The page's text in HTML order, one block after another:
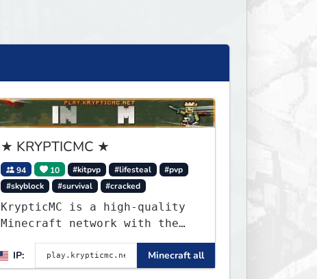
★ KRYPTICMC ★
94 10 #kitpvp #lifesteal
#pvp
#skyblock
#survival #cracked
KrypticMC is a high-quality
Minecraft network with the
BEST gamemodes you'll ever
play. Minigames, KitPvP,
Lifesteal, Prison, Practice,
IP: Minecraft all